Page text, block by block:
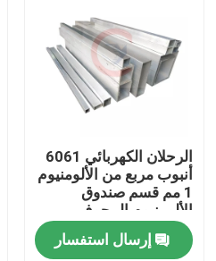
مسكن
منتجات
الرحلان الكهربائي 6061
أنبوب مربع من الألومنيوم
1 مم قسم صندوق
الألومنيوم المجوف
إرسال استفسار